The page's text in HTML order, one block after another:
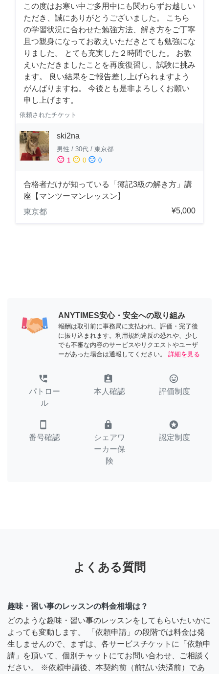
この度はお寒い中ご多用中にも関わらずお越しい
ただき、誠にありがとうございました。 こちら
の学習状況に合わせた勉強方法、解き方をご丁寧
且つ親身になってお教えいただきとても勉強にな
りました。 とても充実した２時間でした。 お教
えいただきましたことを再度復習し、試験に挑み
ます。 良い結果をご報告差し上げられますよう
がんばりますね。 今後とも是非よろしくお願い
申し上げます。
依頼されたチケット
ski2na
男性 / 30代 / 東京都
sentiment_satisfied 1 sentiment_neutral 0 sentiment_dissatisfied 0
合格者だけが知っている「簿記3級の解き方」講
座【マンツーマンレッスン】
東京都
¥5,000
ANYTIMES安心・安全への取り組み
報酬は取引前に事務局に支払われ、評価・完了後
に振り込まれます。利用規約違反の恐れや、少し
でも不審な内容のサービスやリクエストやユーザ
ーがあった場合は通報してください。
詳細を見る
perm_phone_msg
パトロー
ル
assignment_ind
本人確認
tag_faces
評価制度
smartphone
番号確認
lock
シェアワ
ーカー保
険
stars
認定制度
よくある質問
趣味・習い事のレッスンの料金相場は？
どのような趣味・習い事のレッスンをしてもらいたいかに
よっても変動します。 「依頼申請」の段階では料金は発
生しませんので、まずは、各サービスチケットに「依頼申
請」を頂いて、個別チャットにてお問い合わせ、ご相談く
ださい。 ※依頼申請後、本契約前（前払い決済前）であ